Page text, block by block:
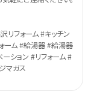
リフォーム #キッチン
ーム #給湯器 #給湯器
ション #リフォーム #
マガス